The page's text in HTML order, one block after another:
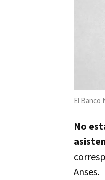
El Banco
No
Anses.